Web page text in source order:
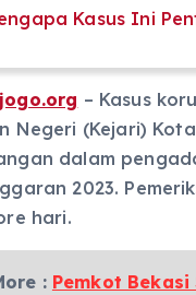
Kasus Ini
– Kasus
Negeri (Kejari)
dalam
2023.
hari.
: Pemkot Bekasi